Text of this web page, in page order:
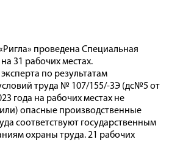
проведена Специальная
31 рабочих местах.
по результатам
труда № 107/155/-ЗЭ (дс№5 от
года на рабочих местах не
опасные производственные
соответствуют государственным
охраны труда. 21 рабочих